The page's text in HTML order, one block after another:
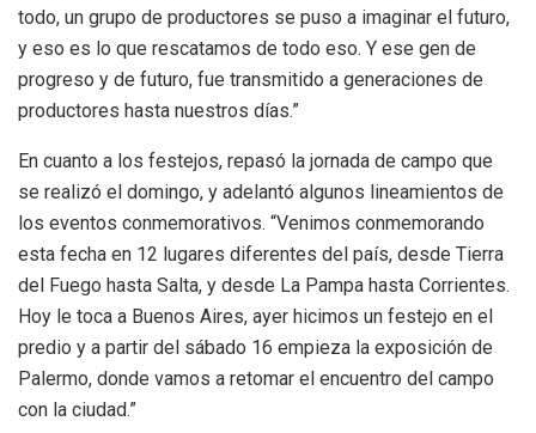
todo, un grupo de productores se puso a imaginar el futuro,
y eso es lo que rescatamos de todo eso. Y ese gen de
progreso y de futuro, fue transmitido a generaciones de
productores hasta nuestros días.”
En cuanto a los festejos, repasó la jornada de campo que
se realizó el domingo, y adelantó algunos lineamientos de
los eventos conmemorativos. “Venimos conmemorando
esta fecha en 12 lugares diferentes del país, desde Tierra
del Fuego hasta Salta, y desde La Pampa hasta Corrientes.
Hoy le toca a Buenos Aires, ayer hicimos un festejo en el
predio y a partir del sábado 16 empieza la exposición de
Palermo, donde vamos a retomar el encuentro del campo
con la ciudad.”